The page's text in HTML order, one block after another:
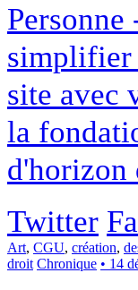
simplifier
site avec
la
Twitter
Art, CGU, création,
droit Chronique • 14